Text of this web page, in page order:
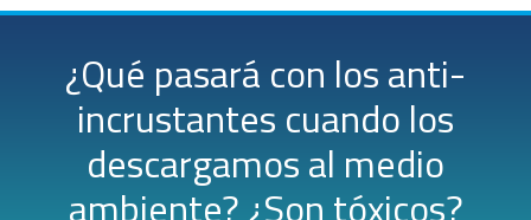
¿Qué pasará con los anti-
incrustantes cuando los
descargamos al medio